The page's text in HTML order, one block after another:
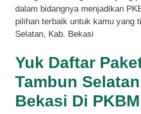
dalam bidangnya menjadikan
pilihan terbaik untuk kamu yang
Selatan, Kab. Bekasi
Yuk Daftar
Tambun
Bekasi Di